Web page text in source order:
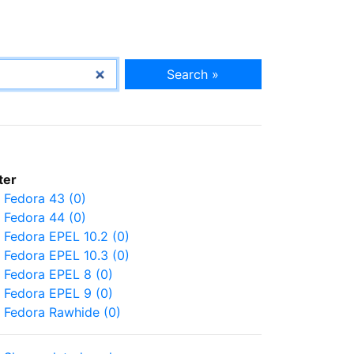
Search »
Fedora 43 (0)
Fedora 44 (0)
Fedora EPEL 10.2 (0)
Fedora EPEL 10.3 (0)
Fedora EPEL 8 (0)
Fedora EPEL 9 (0)
Fedora Rawhide (0)